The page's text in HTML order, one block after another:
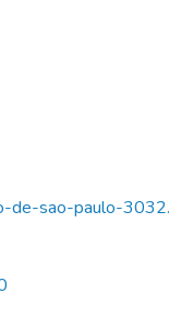
de-sao-paulo-